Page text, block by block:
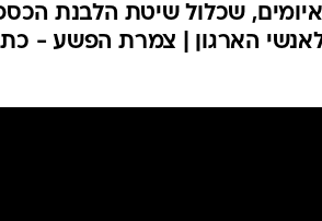
שכלול שיטת הלבנת
הארגון | צמרת הפשע -